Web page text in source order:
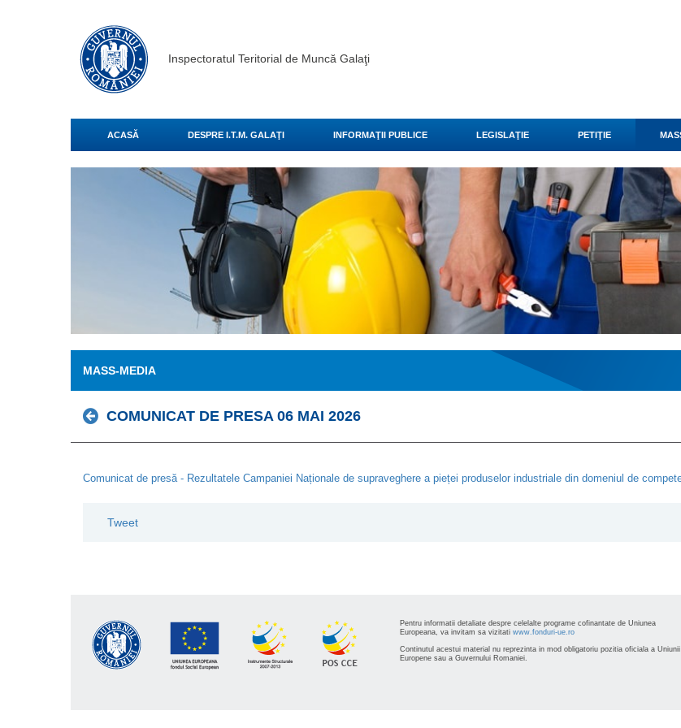
Inspectoratul Teritorial de Muncă Galaţi
ACASĂ DESPRE I.T.M. GALAŢI INFORMAŢII PUBLICE LEGISLAŢIE PETIŢIE
MASS-MEDIA
COMUNICAT DE PRESA 06 MAI 2026
Comunicat de presă - Rezultatele Campaniei Naționale de supraveghere a pieței produselor industriale din domeniul de
Tweet
Pentru informatii detaliate despre celelalte programe cofinantate de Uniunea
Europeana, va invitam sa vizitati www.fonduri-ue.ro
Continutul acestui material nu reprezinta in mod obligatoriu pozitia oficiala a Uniunii
Europene sau a Guvernului Romaniei.